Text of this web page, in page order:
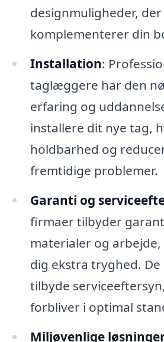
designmuligheder, der
komplementerer din
Installation:
taglæggere har den
erfaring og
installere dit nye tag,
holdbarhed og
fremtidige problemer.
Garanti og
firmaer tilbyder
materialer og
dig ekstra tryghed. De
tilbyde
forbliver i optimal
Miljøvenlige